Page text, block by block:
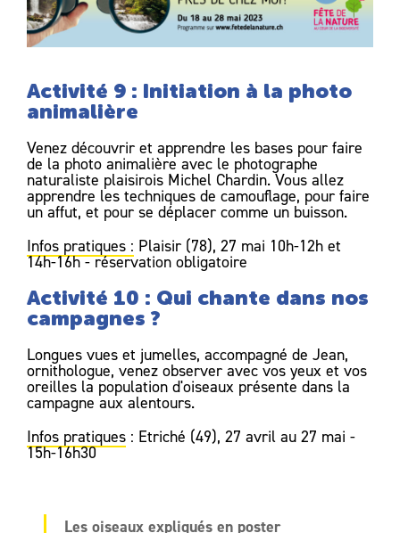
Activité 9 : Initiation à la photo
animalière
Venez découvrir et apprendre les bases pour faire
de la photo animalière avec le photographe
naturaliste plaisirois Michel Chardin. Vous allez
apprendre les techniques de camouflage, pour faire
un affut, et pour se déplacer comme un buisson.
Infos pratiques : Plaisir (78), 27 mai 10h-12h et
14h-16h - réservation obligatoire
Activité 10 : Qui chante dans nos
campagnes ?
Longues vues et jumelles, accompagné de Jean,
ornithologue, venez observer avec vos yeux et vos
oreilles la population d'oiseaux présente dans la
campagne aux alentours.
Infos pratiques : Etriché (49), 27 avril au 27 mai -
15h-16h30
Les oiseaux expliqués en poster